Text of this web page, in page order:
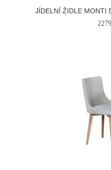
JÍDELNÍ ŽIDLE MONTI